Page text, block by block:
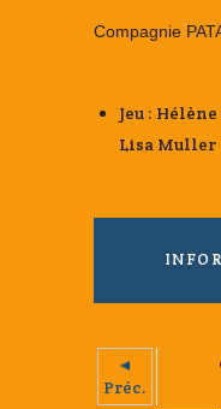
Compagnie
Jeu :
Lisa Muller
◄
Préc.